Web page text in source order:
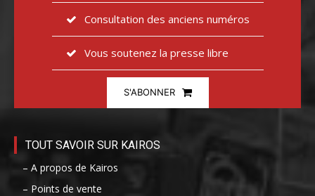
Consultation des anciens numéros
Vous soutenez la presse libre
S'ABONNER
TOUT SAVOIR SUR KAIROS
– A propos de Kairos
– Points de vente